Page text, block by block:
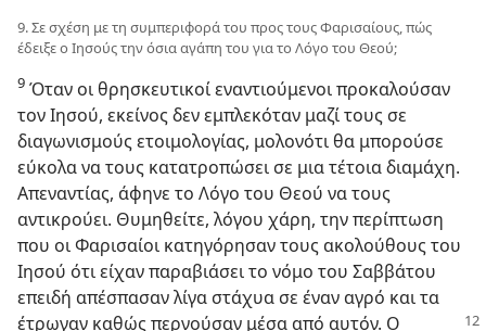
9. Σε σχέση με τη συμπεριφορά του προς τους Φαρισαίους, πώς
έδειξε ο Ιησούς την όσια αγάπη του για το Λόγο του Θεού;
9 Όταν οι θρησκευτικοί εναντιούμενοι προκαλούσαν
τον Ιησού, εκείνος δεν εμπλεκόταν μαζί τους σε
διαγωνισμούς ετοιμολογίας, μολονότι θα μπορούσε
εύκολα να τους κατατροπώσει σε μια τέτοια διαμάχη.
Απεναντίας, άφηνε το Λόγο του Θεού να τους
αντικρούει. Θυμηθείτε, λόγου χάρη, την περίπτωση
που οι Φαρισαίοι κατηγόρησαν τους ακολούθους του
Ιησού ότι είχαν παραβιάσει το νόμο του Σαββάτου
επειδή απέσπασαν λίγα στάχυα σε έναν αγρό και τα
έτρωγαν καθώς περνούσαν μέσα από αυτόν. Ο